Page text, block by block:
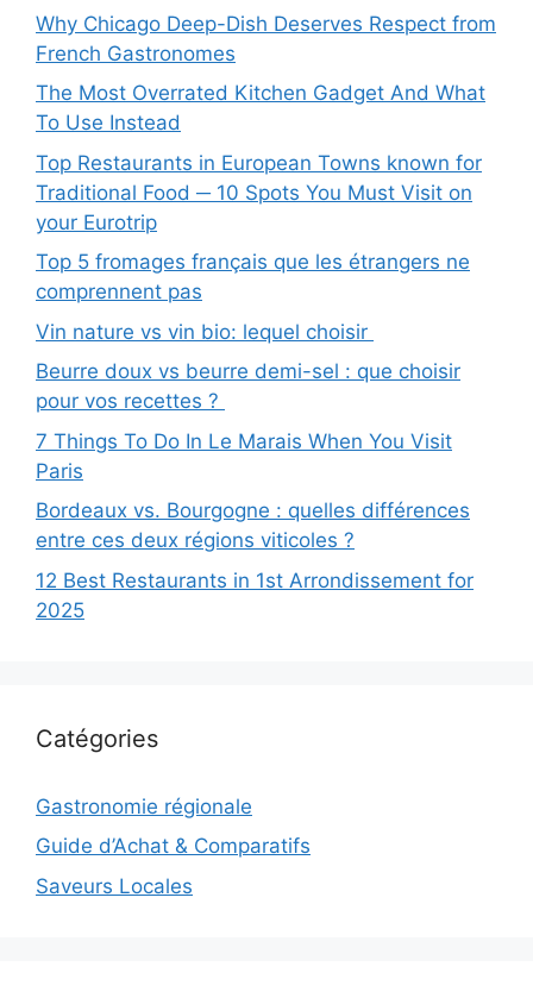
Why Chicago Deep-Dish Deserves Respect from
French Gastronomes
The Most Overrated Kitchen Gadget And What
To Use Instead
Top Restaurants in European Towns known for
Traditional Food ─ 10 Spots You Must Visit on
your Eurotrip
Top 5 fromages français que les étrangers ne
comprennent pas
Vin nature vs vin bio: lequel choisir
Beurre doux vs beurre demi-sel : que choisir
pour vos recettes ?
7 Things To Do In Le Marais When You Visit
Paris
Bordeaux vs. Bourgogne : quelles différences
entre ces deux régions viticoles ?
12 Best Restaurants in 1st Arrondissement for
2025
Catégories
Gastronomie régionale
Guide d’Achat & Comparatifs
Saveurs Locales